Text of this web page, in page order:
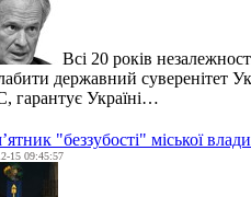
Всі 20 років
державний суверенітет
гарантує Україні…
"беззубості" міської
15 09:45:57